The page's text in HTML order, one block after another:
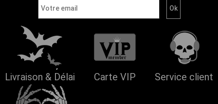
Livraison & Délai Carte VIP Service client